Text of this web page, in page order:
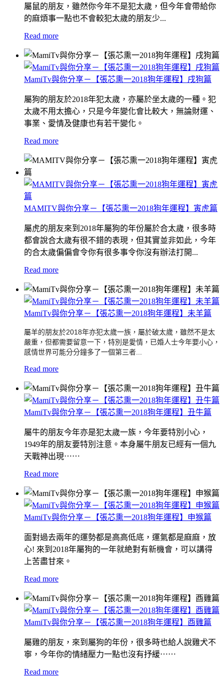
屬鼠的朋友，雖然你今年不是犯太歲，但今年會帶給你
的麻煩事一點也不會較犯太歲的朋友少...
Read more
MamiTv與你分享－【張芯熏一2018狗年運程】戌狗篇
屬狗的朋友於2018年犯太歲，亦屬於坐太歲的一種。犯
太歲不用太擔心，只是今年變化會比較大，無論財運、
事業、愛情及健康也有若干變化。
Read more
MAMITV與你分享－【張芯熏一2018狗年運程】寅虎篇
屬虎的朋友來到2018年屬狗的年份屬於合太歲，很多時
都會說合太歲有很不錯的表現，但其實並非如此，今年
的合太歲偏偏會令你有很多事令你沒有辦法打開...
Read more
MamiTv與你分享－【張芯熏一2018狗年運程】未羊篇
屬羊的朋友於2018年亦犯太歲一族，屬於破太歲， 雖然不是太
嚴重，但都需要留意一下，特別是愛情， 已婚人士今年要小心，
感情世界可能分分鐘多了一個第三者...
Read more
MamiTv與你分享－【張芯熏一2018狗年運程】丑牛篇
屬牛的朋友今年亦是犯太歲一族，今年要特別小心，
1949年的朋友要特別注意。本身屬牛朋友已經有一個九
天戰神出現⋯⋯
Read more
MamiTv與你分享－【張芯熏一2018狗年運程】申猴篇
面對過去兩年的運勢都是高高低底，運氣都是麻麻，放
心! 來到2018年屬狗的一年就絶對有新機會，可以講得
上苦盡甘來。
Read more
MamiTv與你分享－【張芯熏一2018狗年運程】酉雞篇
屬雞的朋友，來到屬狗的年份，很多時也給人說雞犬不
寧，今年你的情緒壓力一點也沒有抒緩⋯⋯
Read more